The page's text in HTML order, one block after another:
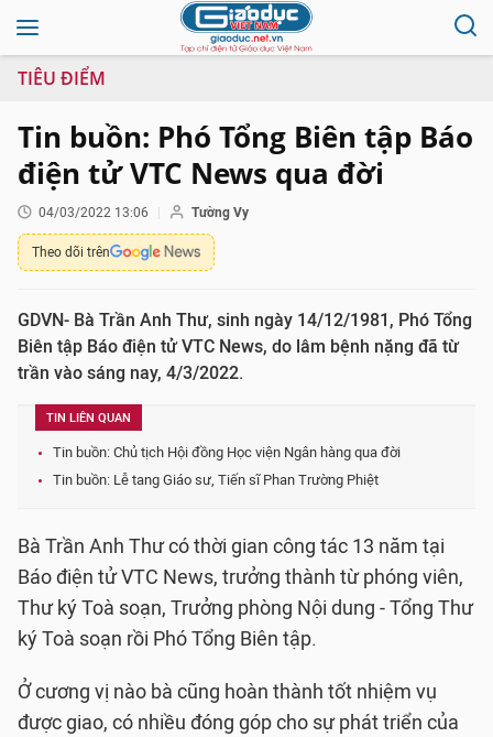
TIÊU ĐIỂM
Tin buồn: Phó Tổng Biên tập Báo
điện tử VTC News qua đời
04/03/2022 13:06 Tường Vy
Theo dõi trên
GDVN- Bà Trần Anh Thư, sinh ngày 14/12/1981, Phó Tổng
Biên tập Báo điện tử VTC News, do lâm bệnh nặng đã từ
trần vào sáng nay, 4/3/2022.
TIN LIÊN QUAN
Tin buồn: Chủ tịch Hội đồng Học viện Ngân hàng qua đời
Tin buồn: Lễ tang Giáo sư, Tiến sĩ Phan Trường Phiệt
Bà Trần Anh Thư có thời gian công tác 13 năm tại
Báo điện tử VTC News, trưởng thành từ phóng viên,
Thư ký Toà soạn, Trưởng phòng Nội dung - Tổng Thư
ký Toà soạn rồi Phó Tổng Biên tập.
Ở cương vị nào bà cũng hoàn thành tốt nhiệm vụ
được giao, có nhiều đóng góp cho sự phát triển của